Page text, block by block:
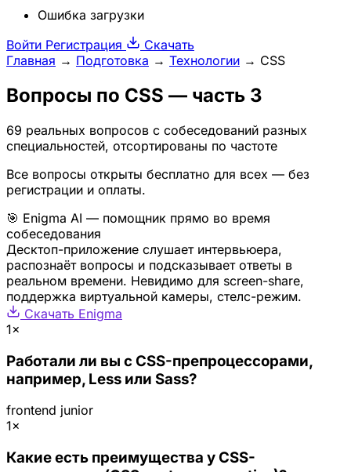
Ошибка загрузки
Войти Регистрация
Скачать
Главная → Подготовка → Технологии → CSS
Вопросы по CSS — часть 3
69 реальных вопросов с собеседований разных
специальностей, отсортированы по частоте
Все вопросы открыты бесплатно для всех — без
регистрации и оплаты.
🎯 Enigma AI — помощник прямо во время
собеседования
Десктоп-приложение слушает интервьюера,
распознаёт вопросы и подсказывает ответы в
реальном времени. Невидимо для screen-share,
поддержка виртуальной камеры, стелс-режим.
Скачать Enigma
1×
Работали ли вы с CSS-препроцессорами,
например, Less или Sass?
frontend junior
1×
Какие есть преимущества у CSS-